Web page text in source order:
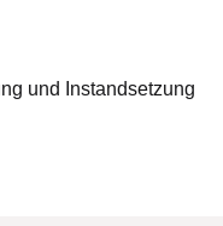
und Instandsetzung